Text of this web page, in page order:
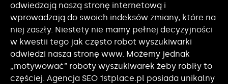
odwiedzają naszą stronę internetową i
wprowadzają do swoich indeksów zmiany, które na
niej zaszły. Niestety nie mamy pełnej decyzyjności
w kwestii tego jak często robot wyszukiwarki
odwiedzi nasza stronę www. Możemy jednak
„motywować” roboty wyszukiwarek żeby robiły to
częściej. Agencja SEO 1stplace.pl posiada unikalny